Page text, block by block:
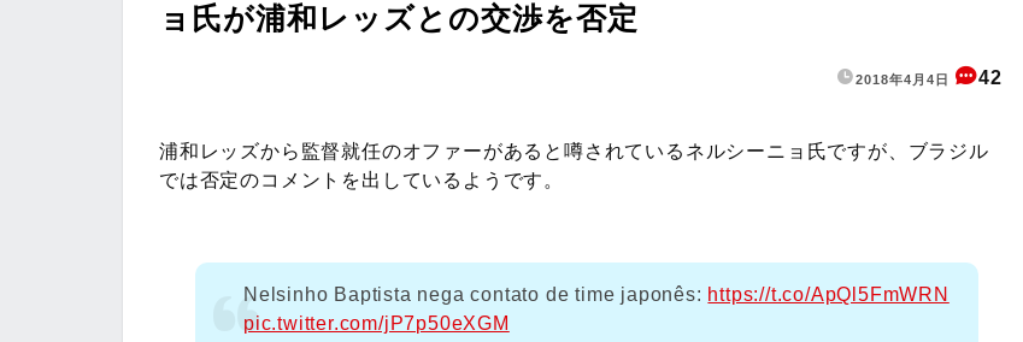
ョ氏が浦和レッズとの交渉を否定
2018年4月4日 42
浦和レッズから監督就任のオファーがあると噂されているネルシーニョ氏ですが、ブラジル
では否定のコメントを出しているようです。
Nelsinho Baptista nega contato de time japonês: https://t.co/ApQl5FmWRN
pic.twitter.com/jP7p50eXGM